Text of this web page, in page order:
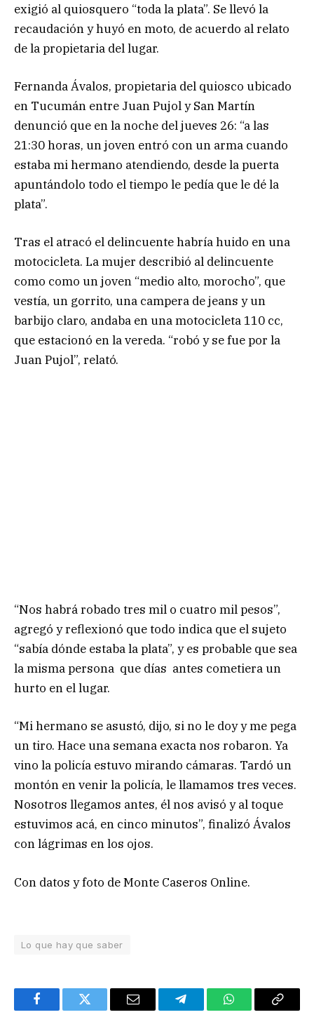
exigió al quiosquero “toda la plata”. Se llevó la
recaudación y huyó en moto, de acuerdo al relato
de la propietaria del lugar.
Fernanda Ávalos, propietaria del quiosco ubicado
en Tucumán entre Juan Pujol y San Martín
denunció que en la noche del jueves 26: “a las
21:30 horas, un joven entró con un arma cuando
estaba mi hermano atendiendo, desde la puerta
apuntándolo todo el tiempo le pedía que le dé la
plata”.
Tras el atracó el delincuente habría huido en una
motocicleta. La mujer describió al delincuente
como como un joven “medio alto, morocho”, que
vestía, un gorrito, una campera de jeans y un
barbijo claro, andaba en una motocicleta 110 cc,
que estacionó en la vereda. “robó y se fue por la
Juan Pujol”, relató.
“Nos habrá robado tres mil o cuatro mil pesos”,
agregó y reflexionó que todo indica que el sujeto
“sabía dónde estaba la plata”, y es probable que sea
la misma persona que días antes cometiera un
hurto en el lugar.
“Mi hermano se asustó, dijo, si no le doy y me pega
un tiro. Hace una semana exacta nos robaron. Ya
vino la policía estuvo mirando cámaras. Tardó un
montón en venir la policía, le llamamos tres veces.
Nosotros llegamos antes, él nos avisó y al toque
estuvimos acá, en cinco minutos”, finalizó Ávalos
con lágrimas en los ojos.
Con datos y foto de Monte Caseros Online.
Lo que hay que saber
FacebookTwitter Email TelegramWhatsAppCopy